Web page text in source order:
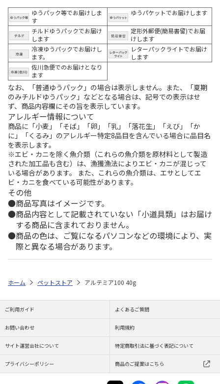
ゆうパック等でお届けしま
す
ゆうパケットでお届けします
チルドゆうパックでお届け
します
定形外郵便(簡易書留)でお届
けします
冷凍ゆうパックでお届けし
ます。
レターパックライトでお届け
します
佐川急便でのお届けとなり
ます
なお、「普通ゆうパック」の場合は表示しません。また、「夏期
のみチルドゆうパック」などとなる場合は、記号での表示はせ
ず、商品内容欄にその旨を表示しています。
アレルギー情報について
商品に「小麦」「そば」「卵」「乳」「落花生」「えび」「か
に」「くるみ」のアレルギー特定8品目を含んでいる場合に品目名
を表示します。
※エビ・カニを除く魚介類（これらの魚介類を原材料として製造
された加工品も含む）は、漁獲漁法によりエビ・カニが混じって
いる場合があります。 また、これらの魚介類は、エサとしてエ
ビ・カニを食べている可能性があります。
その他
商品写真はイメージです。
商品内容として記載されていない「小道具類」はお届け
する商品に含まれておりません。
商品の色は、ご覧になるパソコンなどの環境により、実
際と異なる場合があります。
ホーム ペットストア アルテミア100 40g
ご利用ガイド よくあるご質問
お問い合わせ 利用規約
サイト運営会社について 特定商取引法に基づく表記について
プライバシーポリシー 商品のご提案はこちら